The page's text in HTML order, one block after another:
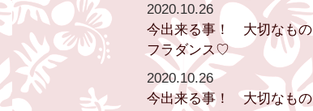
2020.10.26
今出来る事！ 大切なもの
フラダンス♡
2020.10.26
今出来る事！ 大切なもの